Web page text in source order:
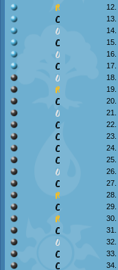
12.
13.
14.
15.
16.
17.
18.
19.
20.
21.
22.
23.
24.
25.
26.
27.
28.
29.
30.
31.
32.
33.
34.